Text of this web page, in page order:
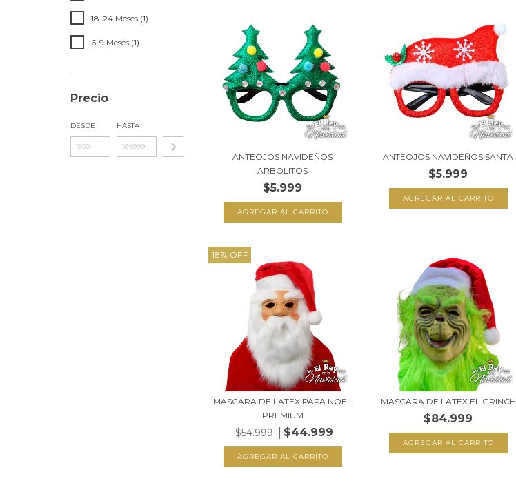
18-24 Meses (1)
6-9 Meses (1)
Precio
DESDE HASTA
ANTEOJOS NAVIDEÑOS
ARBOLITOS
$5.999
ANTEOJOS NAVIDEÑOS SANTA
$5.999
18% OFF
MASCARA DE LATEX PAPA NOEL
PREMIUM
$54.999 $44.999
MASCARA DE LATEX EL GRINCH
$84.999